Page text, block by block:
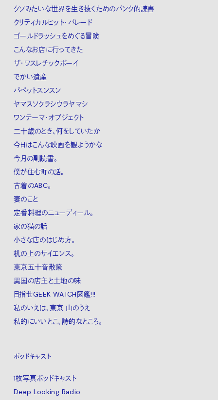
クソみたいな世界を生き抜くためのパンク的読書
クリティカルヒット・パレード
ゴールドラッシュをめぐる冒険
こんなお店に行ってきた
ザ・ワスレチックボーイ
でかい遺産
パペットスンスン
ヤマスソクラシウラヤマシ
ワンテーマ・オブジェクト
二十歳のとき、何をしていたか
今日はこんな映画を観ようかな
今月の副読書。
僕が住む町の話。
古着のABC。
妻のこと
定番料理のニューディール。
家の猫の話
小さな店のはじめ方。
机の上のサイエンス。
東京五十音散策
異国の店主と土地の味
目指せGEEK WATCH図鑑!!!
私のいえは、東京 山のうえ
私的にいいとこ、詩的なところ。
ポッドキャスト
1枚写真ポッドキャスト
Deep Looking Radio